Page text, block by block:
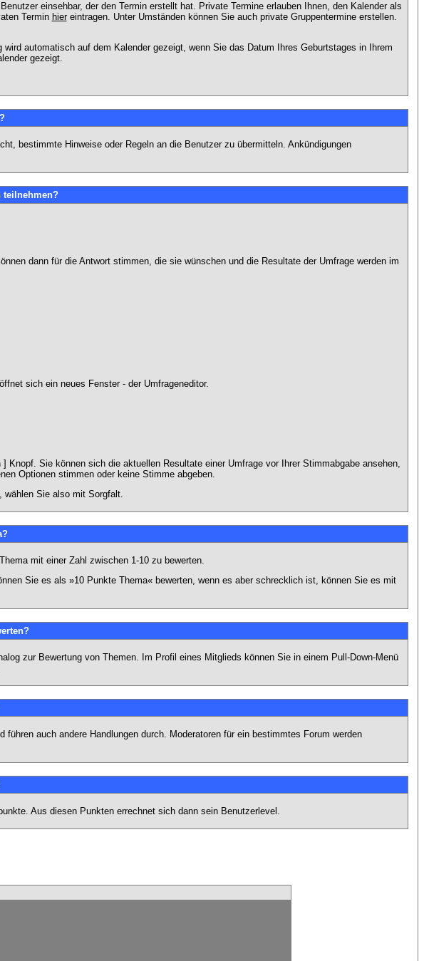
einsehbar, der den Termin erstellt hat. Private Termine erlauben Ihnen, den Kalender als
Termin hiereintragen. Unter Umständen können Sie auch private Gruppentermine erstellen.
automatisch auf dem Kalender gezeigt, wenn Sie das Datum Ihres Geburtstages in Ihrem
gezeigt.
bestimmte Hinweise oder Regeln an die Benutzer zu übermitteln. Ankündigungen
teilnehmen?
dann für die Antwort stimmen, die sie wünschen und die Resultate der Umfrage werden im
sich ein neues Fenster - der Umfrageneditor.
Sie können sich die aktuellen Resultate einer Umfrage vor Ihrer Stimmabgabe ansehen,
Optionen stimmen oder keine Stimme abgeben.
wählen Sie also mit Sorgfalt.
mit einer Zahl zwischen 1-10 zu bewerten.
Sie es als »10 Punkte Thema« bewerten, wenn es aber schrecklich ist, können Sie es mit
zur Bewertung von Themen. Im Profil eines Mitglieds können Sie in einem Pull-Down-Menü
auch andere Handlungen durch. Moderatoren für ein bestimmtes Forum werden
Aus diesen Punkten errechnet sich dann sein Benutzerlevel.